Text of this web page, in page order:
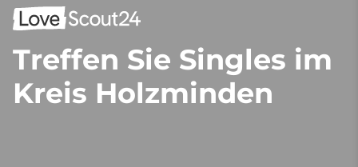
Treffen Sie Singles im
Kreis Holzminden